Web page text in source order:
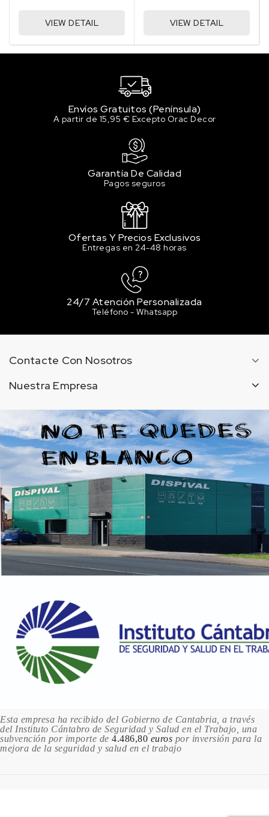
VIEW DETAIL VIEW DETAIL
Envíos Gratuitos (Península)
A partir de 15,95 € Excepto Orac Decor
Garantía De Calidad
Pagos seguros
Ofertas Y Precios Exclusivos
Entregas en 24-48 horas
24/7 Atención Personalizada
Teléfono - Whatsapp
Contacte Con Nosotros
Nuestra Empresa
Esta empresa ha recibido del Gobierno de Cantabria, a través
del Instituto Cántabro de Seguridad y Salud en el Trabajo, una
subvención por importe de 4.486,80 euros por inversión para la
mejora de la seguridad y salud en el trabajo